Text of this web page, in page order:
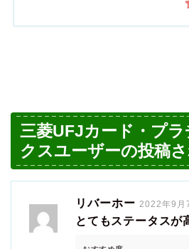
三菱UFJカード・プ
クスユーザーの投稿
リバーホー 2022年9月
とてもステータスが